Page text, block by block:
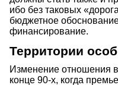
ибо без таковых
бюджетное
финансирование.
Территории
Изменение отношения
конце 90-х, когда